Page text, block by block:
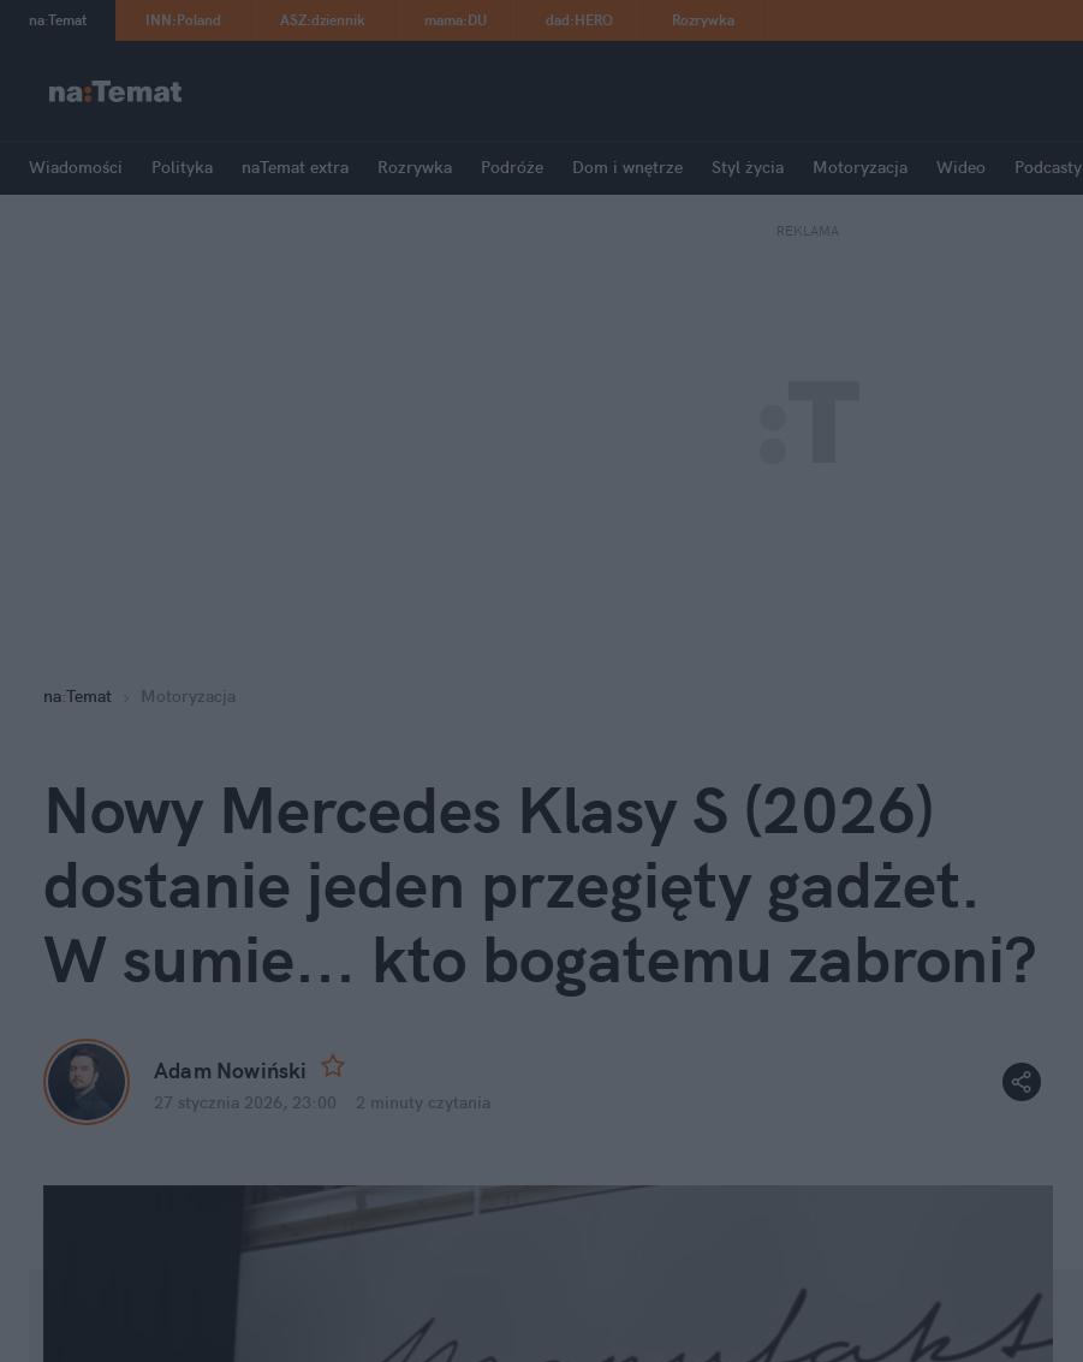
na:Temat INN:Poland ASZ:dziennik mama:DU dad:HERO Rozrywka
Wiadomości Polityka naTemat extra Rozrywka Podróże Dom i wnętrze Styl życia Motoryzacja Wideo Podcasty
REKLAMA
na:Temat Motoryzacja
Nowy Mercedes Klasy S (2026)
dostanie jeden przegięty gadżet.
W sumie... kto bogatemu zabroni?
Adam Nowiński
27 stycznia 2026, 23:00 2 minuty czytania